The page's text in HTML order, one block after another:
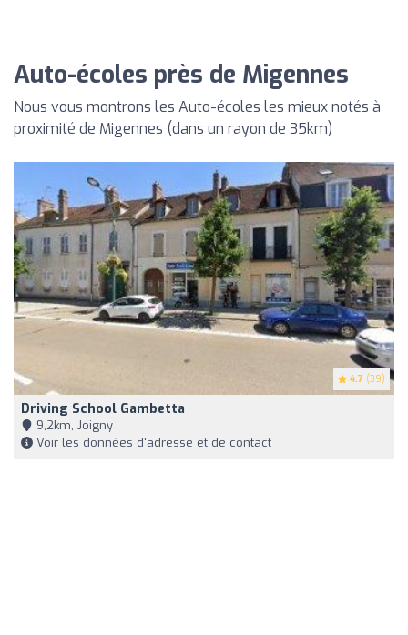
Auto-écoles près de Migennes
Nous vous montrons les Auto-écoles les mieux notés à
proximité de Migennes (dans un rayon de 35km)
4.7 (39)
Driving School Gambetta
9,2km, Joigny
Voir les données d'adresse et de contact